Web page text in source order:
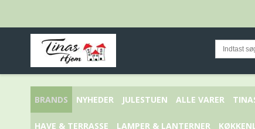
BRANDS NYHEDER JULESTUEN ALLE VARER
HAVE & TERRASSE LAMPER & LANTERNER